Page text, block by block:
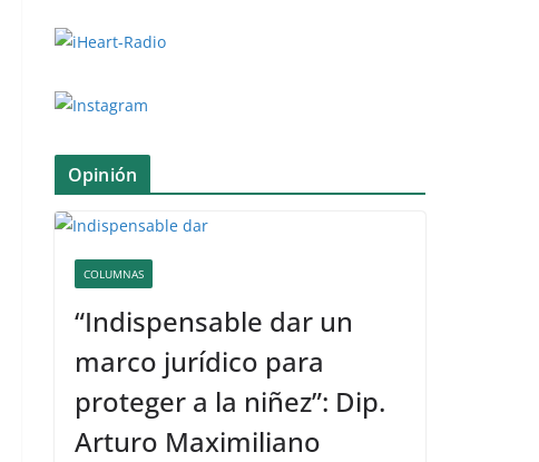
Opinión
COLUMNAS
“Indispensable dar un
marco jurídico para
proteger a la niñez”: Dip.
Arturo Maximiliano